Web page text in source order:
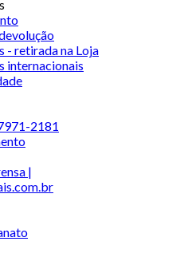
- retirada na Loja
internacionais
2181
|